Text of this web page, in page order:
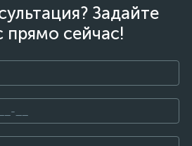
Задайте
прямо сейчас!